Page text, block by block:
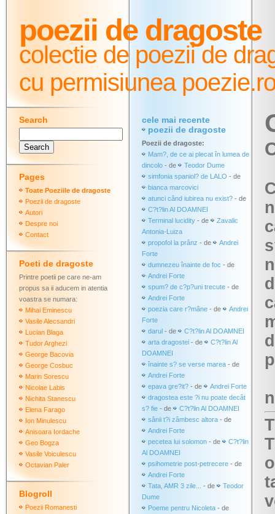
poezii de dragoste
colectie de poezii de
cu permisiunea
Search
Pages
Toate Poeziile de dragoste
Poezii de dragoste
Autori
Despre noi
Contact
Poeti de dragoste
Printre poetii pe care ne-am
propus sa ii aducem in atentia
voastra se numara:
Mihai Eminescu
Vasile Alecsandri
Lucian Blaga
Tudor Arghezi
George Bacovia
George Cosbuc
Marin Sorescu
Nicolae Labis
Nichita Stanescu
Elena Farago
Ion Minulescu
Anisoara Iordache
Geo Bogza
Vasile Voiculescu
Octavian Paler
Blogroll
Poezii Romanesti
cele mai recente
poezii de dragoste
Poezii de dragoste:
Mam?, de ce ai plecat în lumea de
dincolo - de
Teodor Dume
simfonia spaniol? de LALO - de
bianca marcovici
atunci când iubirea nu exist? - de
C?t?lin Al DOAMNEI
Terminal lucidity - de
Zavalic
Antonia-Luiza
propofol la prânz - de
Andrei
Forte
dumnezeu înainte de foc - de
Andrei Forte
spum? de c?p?uni trecute - de
Andrei Forte
poezia care r?mâne - de
Andrei
Forte
darul - de
C?t?lin Al DOAMNEI
arta dragostei - de
C?t?lin Al
DOAMNEI
înainte s? se verse marea - de
Andrei Forte
epava gre?it? - de
Andrei Forte
dragostea este ?i nu poate decât
s? fie - de
C?t?lin Al DOAMNEI
sânii t?i zâmbesc altora - de
Andrei Forte
pecetea lui solomon - de
C?t?lin
Al DOAMNEI
psihometrie post-petrecere - de
Andrei Forte
Tata, AMR 3 zile...
- de
Teodor
Dume
Poeme pentru Nicoleta - de